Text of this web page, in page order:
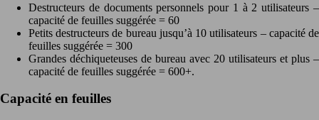
Destructeurs de documents personnels pour 1 à 2 utilisateurs –
capacité de feuilles suggérée = 60
Petits destructeurs de bureau jusqu’à 10 utilisateurs – capacité de
feuilles suggérée = 300
Grandes déchiqueteuses de bureau avec 20 utilisateurs et plus –
capacité de feuilles suggérée = 600+.
Capacité en feuilles